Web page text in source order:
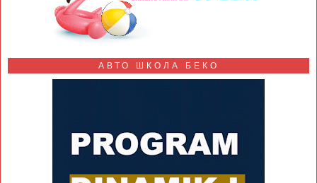
АВТО ШКОЛА БЕКО